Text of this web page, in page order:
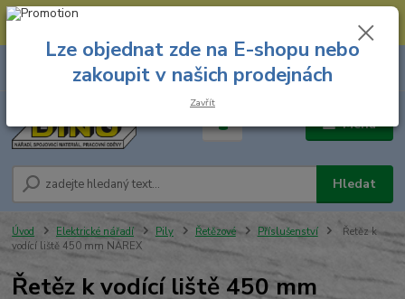
--- Spojovací materiál: 774 431 045 --- Prodejna nářadí: 731 449 423 --
Menu
Hledat
8.00 hod. - 16.00 hod.
za
Úvod Elektrické nářadí Pily Řetězové Příslušenství
Řetěz k
vodící liště 450 mm NAREX
Řetěz k vodící liště 450 mm
Lze objednat zde na E-shopu nebo
zakoupit v našich prodejnách
Zavřít